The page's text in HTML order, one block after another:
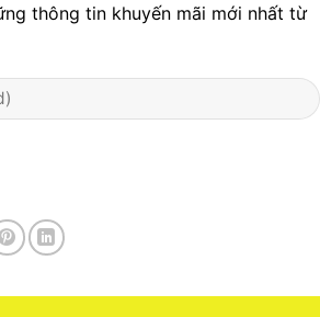
thông tin khuyến mãi mới nhất từ